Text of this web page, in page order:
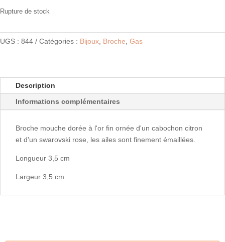
Rupture de stock
UGS : 844 Catégories : Bijoux Broche Gas
Description
Informations complémentaires
Broche mouche dorée à l'or fin ornée d'un cabochon citron
et d'un swarovski rose, les ailes sont finement émaillées.
Longueur 3,5 cm
Largeur 3,5 cm